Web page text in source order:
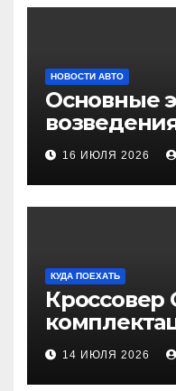
НОВОСТИ АВТО
Основные
16 ИЮЛЯ 2026
КУДА ПОЕХАТЬ
Кроссовер
14 ИЮЛЯ 2026